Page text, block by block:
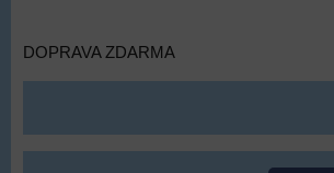
DOPRAVA ZDARMA